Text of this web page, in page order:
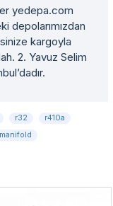
yedepa.com
depolarımızdan
kargoyla
2. Yavuz Selim
r32
r410a